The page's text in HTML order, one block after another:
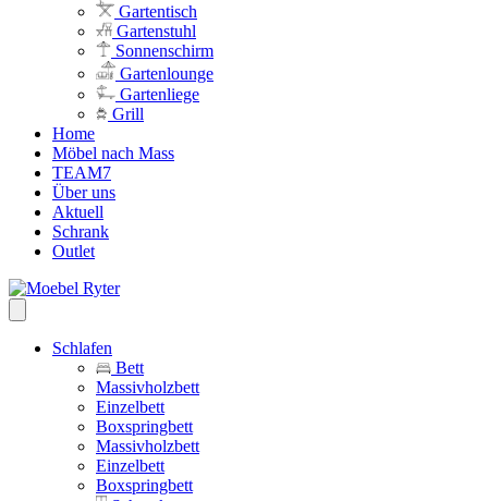
Gartentisch
Gartenstuhl
Sonnenschirm
Gartenlounge
Gartenliege
Grill
Home
Möbel nach Mass
TEAM7
Über uns
Aktuell
Schrank
Outlet
Schlafen
Bett
Massivholzbett
Einzelbett
Boxspringbett
Massivholzbett
Einzelbett
Boxspringbett